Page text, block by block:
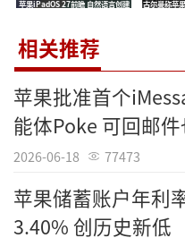
产品线从英特尔x86
构的M系列芯片。分
在Mac芯片转型中
调能力，正是苹果在
有能力打破库克时
性，让苹果再次成
西”的公司。
然而，特努斯
苹果iPadOS 27前瞻 自然语言创建
古尔曼称苹
相关推荐
苹果批准首个
能体Poke 可回邮
醒
2026-06-18 77473
苹果储蓄账户年利
3.40% 创历史新低